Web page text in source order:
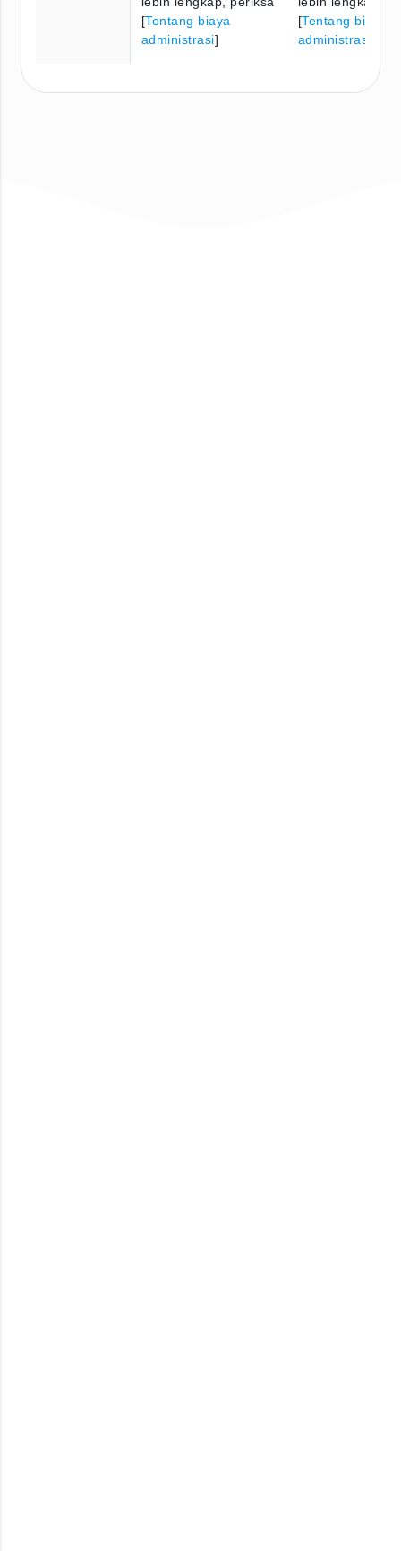
[Tentang biaya
administrasi]
[Tentang biaya
administrasi